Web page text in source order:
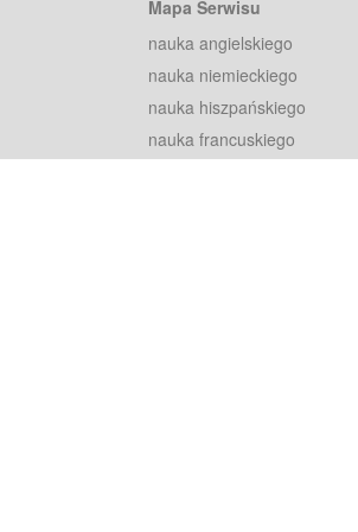
Mapa Serwisu
nauka angielskiego
nauka niemieckiego
nauka hiszpańskiego
nauka francuskiego